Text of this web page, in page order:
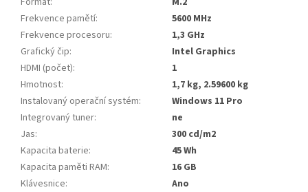
Frekvence pamětí:
5600 MHz
Frekvence procesoru:
1,3 GHz
Grafický čip:
Intel Graphics
HDMI (počet):
1
Hmotnost:
1,7 kg, 2.59600 kg
Instalovaný operační systém:
Windows 11 Pro
Integrovaný tuner:
ne
Jas:
300 cd/m2
Kapacita baterie:
45 Wh
Kapacita paměti RAM:
16 GB
Klávesnice:
Ano